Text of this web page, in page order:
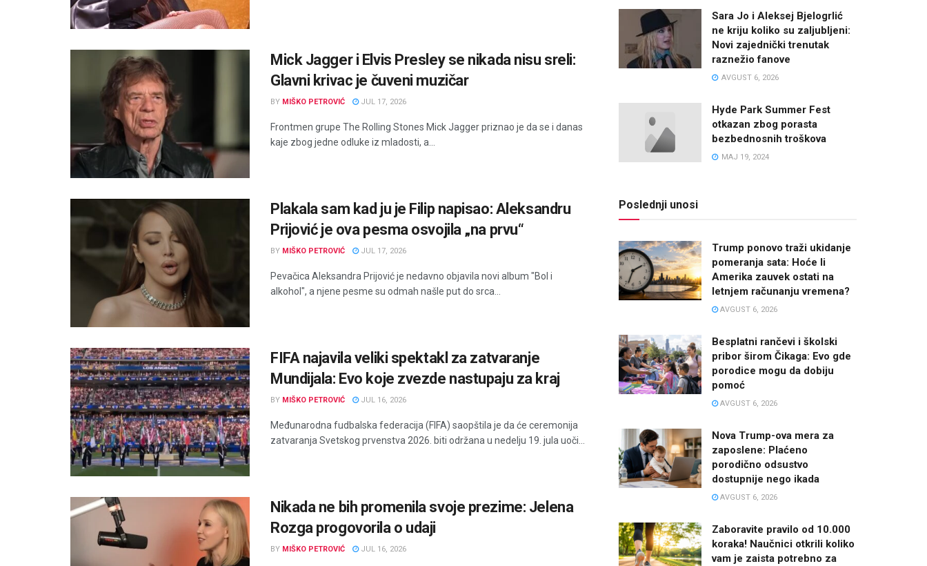
Mick Jagger i Elvis Presley se nikada nisu sreli:
Glavni krivac je čuveni muzičar
BY MIŠKO PETROVIĆ JUL 17, 2026
Frontmen grupe The Rolling Stones Mick Jagger priznao je da se i danas
kaje zbog jedne odluke iz mladosti, a...
Plakala sam kad ju je Filip napisao: Aleksandru
Prijović je ova pesma osvojila „na prvu“
BY MIŠKO PETROVIĆ JUL 17, 2026
Pevačica Aleksandra Prijović je nedavno objavila novi album "Bol i
alkohol", a njene pesme su odmah našle put do srca...
FIFA najavila veliki spektakl za zatvaranje
Mundijala: Evo koje zvezde nastupaju za kraj
BY MIŠKO PETROVIĆ JUL 16, 2026
Međunarodna fudbalska federacija (FIFA) saopštila je da će ceremonija
zatvaranja Svetskog prvenstva 2026. biti održana u nedelju 19. jula uoči...
Nikada ne bih promenila svoje prezime: Jelena
Rozga progovorila o udaji
BY MIŠKO PETROVIĆ JUL 16, 2026
Sara Jo i Aleksej Bjelogrlić
ne kriju koliko su zaljubljeni:
Novi zajednički trenutak
raznežio fanove
AVGUST 6, 2026
Hyde Park Summer Fest
otkazan zbog porasta
bezbednosnih troškova
MAJ 19, 2024
Poslednji unosi
Trump ponovo traži ukidanje
pomeranja sata: Hoće li
Amerika zauvek ostati na
letnjem računanju vremena?
AVGUST 6, 2026
Besplatni rančevi i školski
pribor širom Čikaga: Evo gde
porodice mogu da dobiju
pomoć
AVGUST 6, 2026
Nova Trump-ova mera za
zaposlene: Plaćeno
porodično odsustvo
dostupnije nego ikada
AVGUST 6, 2026
Zaboravite pravilo od 10.000
koraka! Naučnici otkrili koliko
vam je zaista potrebno za